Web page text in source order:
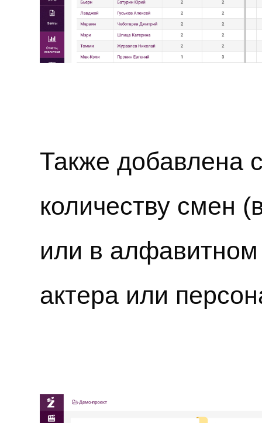
Также добавлена
количеству смен
или в
актера или